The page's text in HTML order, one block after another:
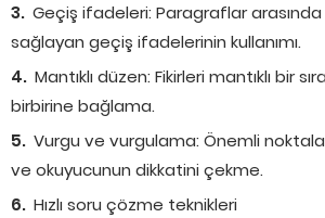
Geçiş ifadeleri: Paragraflar arasında
sağlayan geçiş ifadelerinin kullanımı.
Mantıklı düzen: Fikirleri mantıklı bir
birbirine bağlama.
Vurgu ve vurgulama: Önemli
ve okuyucunun dikkatini çekme.
Hızlı soru çözme teknikleri